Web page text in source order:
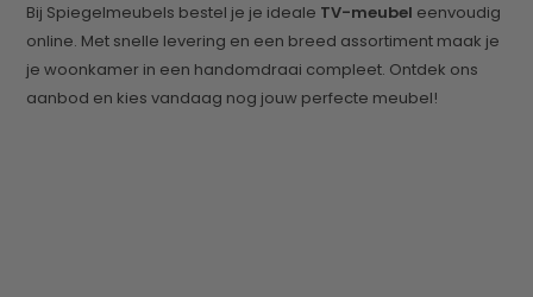
Bij Spiegelmeubels bestel je je ideale TV-meubel eenvoudig
online. Met snelle levering en een breed assortiment maak je
je woonkamer in een handomdraai compleet. Ontdek ons
aanbod en kies vandaag nog jouw perfecte meubel!